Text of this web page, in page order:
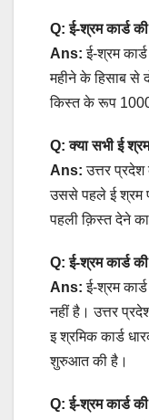
Q: ई-श्रम कार्ड
Ans: ई-श्रम
महीने के हिसाब से
किस्त के रूप
Q: क्या सभी ई
Ans: उत्तर
उससे पहले ई श्रम
पहली क़िस्त देने
Q: ई-श्रम कार्ड
Ans: ई-श्रम
नहीं है। उत्तर
इ श्रमिक कार्ड
शुरुआत की है।
Q: ई-श्रम कार्ड